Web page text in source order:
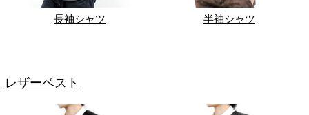
長袖シャツ 半袖シャツ
レザーベスト